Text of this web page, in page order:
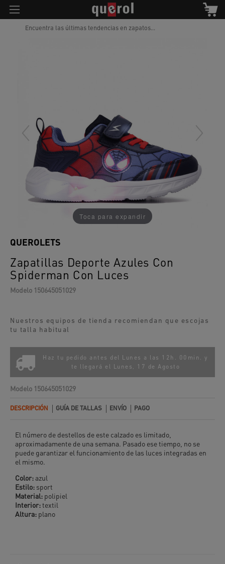
Encuentra las últimas tendencias en zapatos...
Toca para expandir
Zapatillas Deporte Azules Con
Spiderman Con Luces
QUEROLETS
Modelo 150645051029
Nuestros equipos de tienda recomiendan que escojas
tu talla habitual
Haz tu pedido antes del Lunes a las 12h. 00min. y
te llegará el
Lunes, 17 de Agosto
Modelo 150645051029
DESCRIPCIÓN GUÍA DE TALLAS ENVÍO PAGO
El número de destellos de este calzado es limitado,
aproximadamente de una semana. Pasado ese tiempo, no se
puede garantizar el funcionamiento de las luces integradas en
el mismo.
Color: azul
Estilo: sport
Material: polipiel
Interior:textil
Altura: plano